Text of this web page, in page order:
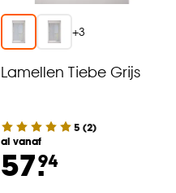
+3
Lamellen Tiebe Grijs
5 (2)
al vanaf
57.94